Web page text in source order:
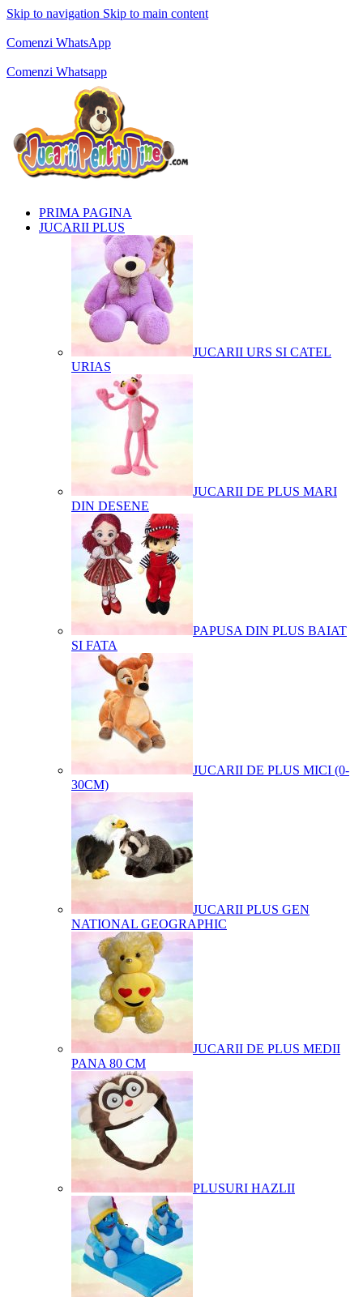
Skip to navigation Skip to main content
Comenzi WhatsApp
Comenzi Whatsapp
PRIMA PAGINA
JUCARII PLUS
JUCARII URS SI CATEL
URIAS
JUCARII DE PLUS MARI
DIN DESENE
PAPUSA DIN PLUS BAIAT
SI FATA
JUCARII DE PLUS MICI (0-
30CM)
JUCARII PLUS GEN
NATIONAL GEOGRAPHIC
JUCARII DE PLUS MEDII
PANA 80 CM
PLUSURI HAZLII